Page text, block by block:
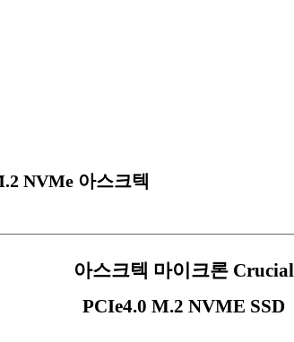
NVMe 아스크텍
아스크텍 마이크론 Crucial
PCIe4.0 M.2 NVME SSD